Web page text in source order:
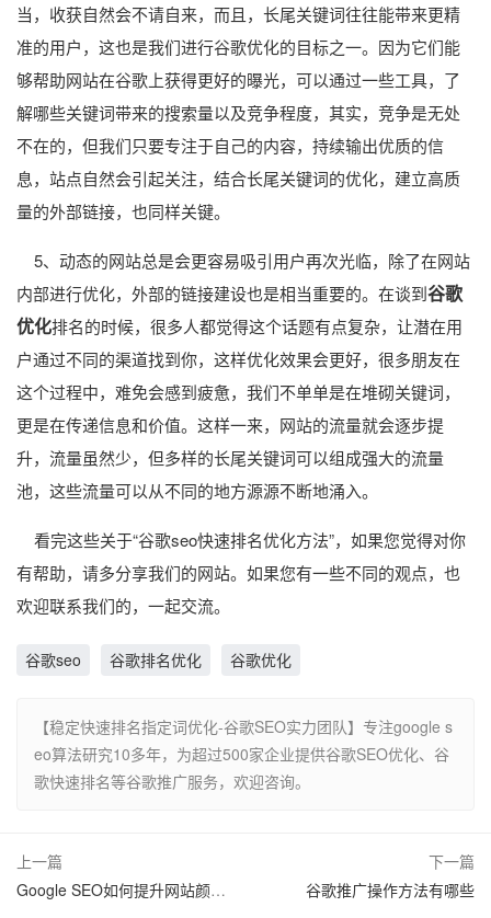
当，收获自然会不请自来，而且，长尾关键词往往能带来更精
准的用户，这也是我们进行谷歌优化的目标之一。因为它们能
够帮助网站在谷歌上获得更好的曝光，可以通过一些工具，了
解哪些关键词带来的搜索量以及竞争程度，其实，竞争是无处
不在的，但我们只要专注于自己的内容，持续输出优质的信
息，站点自然会引起关注，结合长尾关键词的优化，建立高质
量的外部链接，也同样关键。
5、动态的网站总是会更容易吸引用户再次光临，除了在网站
内部进行优化，外部的链接建设也是相当重要的。在谈到谷歌
优化排名的时候，很多人都觉得这个话题有点复杂，让潜在用
户通过不同的渠道找到你，这样优化效果会更好，很多朋友在
这个过程中，难免会感到疲惫，我们不单单是在堆砌关键词，
更是在传递信息和价值。这样一来，网站的流量就会逐步提
升，流量虽然少，但多样的长尾关键词可以组成强大的流量
池，这些流量可以从不同的地方源源不断地涌入。
看完这些关于“谷歌seo快速排名优化方法”，如果您觉得对你
有帮助，请多分享我们的网站。如果您有一些不同的观点，也
欢迎联系我们的，一起交流。
谷歌seo 谷歌排名优化 谷歌优化
【稳定快速排名指定词优化-谷歌SEO实力团队】专注google s
eo算法研究10多年，为超过500家企业提供谷歌SEO优化、谷
歌快速排名等谷歌推广服务，欢迎咨询。
上一篇
Google SEO如何提升网站颜色搭配
下一篇
谷歌推广操作方法有哪些